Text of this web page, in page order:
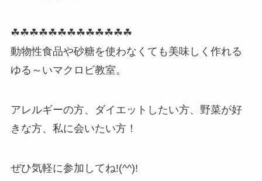
☘☘☘☘☘☘☘☘☘☘☘☘☘
動物性食品や砂糖を使わなくても美味しく作れる
ゆる～いマクロビ教室。
アレルギーの方、ダイエットしたい方、野菜が好
きな方、私に会いたい方！
ぜひ気軽に参加してね!(^^)!